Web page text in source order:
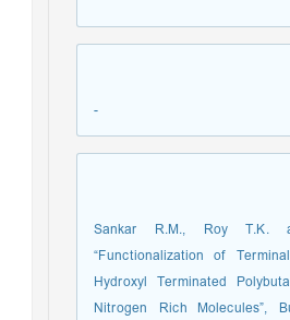
1. Sankar R.M., Roy
“Functionalization of
Hydroxyl Terminated
Nitrogen Rich Molecules”,